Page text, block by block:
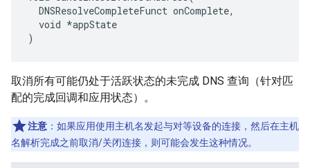
  DNSResolveCompleteFunct onComplete,
  void *appState
)
取消所有可能仍处于活跃状态的未完成 DNS 查询（针对匹
配的完成回调和应用状态）。
注意 ：如果应用使用主机名发起与对等设备的连接，然后在主机
名解析完成之前取消/关闭连接，则可能会发生这种情况。